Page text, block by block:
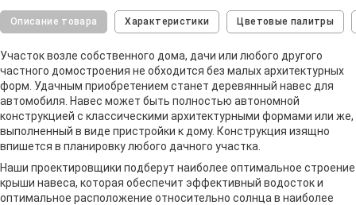
Описание товара Характеристики Цветовые палитры
Участок возле собственного дома, дачи или любого другого
частного домостроения не обходится без малых архитектурных
форм. Удачным приобретением станет деревянный навес для
автомобиля. Навес может быть полностью автономной
конструкцией с классическими архитектурными формами или же,
выполненный в виде пристройки к дому. Конструкция изящно
впишется в планировку любого дачного участка.
Наши проектировщики подберут наиболее оптимальное строение
крыши навеса, которая обеспечит эффективный водосток и
оптимальное расположение относительно солнца в наиболее